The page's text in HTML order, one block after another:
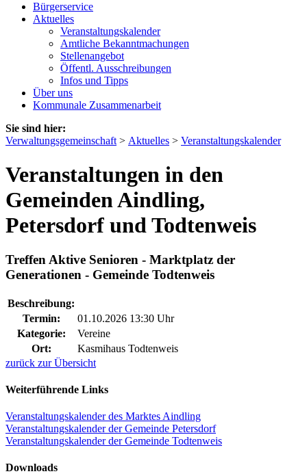
Bürgerservice
Aktuelles
Veranstaltungskalender
Amtliche Bekanntmachungen
Stellenangebot
Öffentl. Ausschreibungen
Infos und Tipps
Über uns
Kommunale Zusammenarbeit
Sie sind hier:
Verwaltungsgemeinschaft > Aktuelles > Veranstaltungskalender
Veranstaltungen in den
Gemeinden Aindling,
Petersdorf und Todtenweis
Treffen Aktive Senioren - Marktplatz der
Generationen - Gemeinde Todtenweis
Beschreibung:
Termin:
01.10.2026 13:30 Uhr
Kategorie:
Vereine
Ort:
Kasmihaus Todtenweis
zurück zur Übersicht
Weiterführende Links
Veranstaltungskalender des Marktes Aindling
Veranstaltungskalender der Gemeinde Petersdorf
Veranstaltungskalender der Gemeinde Todtenweis
Downloads